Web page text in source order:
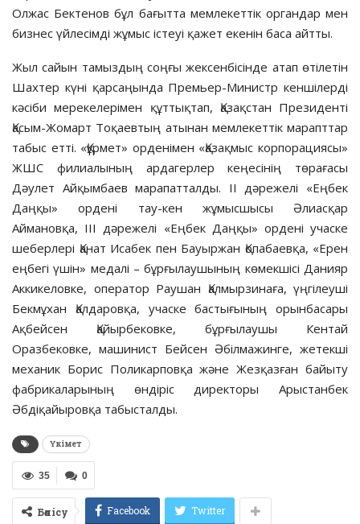
Олжас Бектенов бұл бағытта мемлекеттік органдар мен
бизнес үйлесімді жұмыс істеуі қажет екенін баса айтты.
Жыл сайын тамыздың соңғы жексенбісінде атап өтілетін
Шахтер күні қарсаңында Премьер-Министр кеншілерді
кәсіби мерекелерімен құттықтап, Қазақстан Президенті
Қасым-Жомарт Тоқаевтың атынан мемлекеттік марапттар
табыс етті. «Құрмет» орденімен «Қазақмыс корпорациясы»
ЖШС филиалының ардагерлер кеңесінің төрағасы
Дәулет Айқымбаев марапатталды. ІІ дәрежелі «Еңбек
Даңқы» ордені тау-кен жұмысшысы Әлиасқар
Аймановқа, ІІІ дәрежелі «Еңбек Даңқы» ордені учаске
шеберлері Қанат Исабек пен Бауыржан Қопабаевқа, «Ерен
еңбегі үшін» медалі – бұрғылаушының көмекшісі Данияр
Аккикеловке, оператор Раушан Қалмырзинаға, үңгілеуші
Бекмұхан Қалдаровқа, учаске бастығының орынбасары
Ақбейсен Қайырбековке, бұрғылаушы Кентай
Оразбековке, машинист Бейсен Әбілмажинге, жетекші
механик Борис Поликарповқа және Жезқазған байыту
фабрикаларының өндіріс директоры Арыстанбек
Әбдіқайыровқа табысталды.
Үкімет
0
35
Бөлісу Facebook Twitter